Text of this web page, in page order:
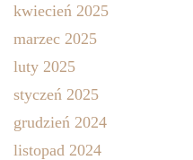
kwiecień 2025
marzec 2025
luty 2025
styczeń 2025
grudzień 2024
listopad 2024